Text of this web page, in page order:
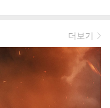
더보기